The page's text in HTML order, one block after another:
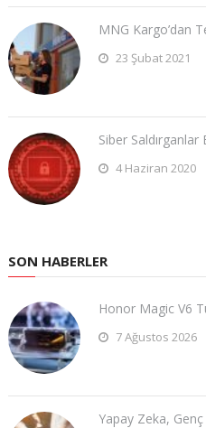
MNG Kargo’dan
23 Şubat 2021
Siber Saldırganlar
4 Haziran 2020
SON HABERLER
Honor Magic V6
7 Ağustos 2026
Yapay Zeka, Genç